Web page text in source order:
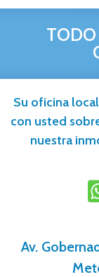
Su oficina
con usted
nuestra
Av.